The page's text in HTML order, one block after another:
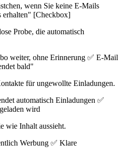
wenn Sie keine E-Mails
erhalten" [Checkbox]
Probe, die automatisch
weiter, ohne Erinnerung ✅ E-Mail
bald"
für ungewollte Einladungen.
automatisch Einladungen ✅
wird
wie Inhalt aussieht.
Werbung ✅ Klare